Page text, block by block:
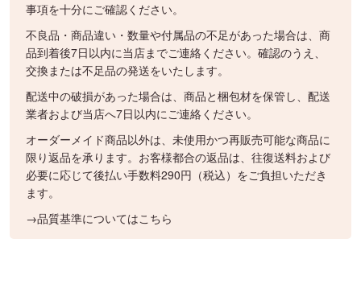
事項を十分にご確認ください。
不良品・商品違い・数量や付属品の不足があった場合は、商
品到着後7日以内に当店までご連絡ください。確認のうえ、
交換または不足品の発送をいたします。
配送中の破損があった場合は、商品と梱包材を保管し、配送
業者および当店へ7日以内にご連絡ください。
オーダーメイド商品以外は、未使用かつ再販売可能な商品に
限り返品を承ります。お客様都合の返品は、往復送料および
必要に応じて後払い手数料290円（税込）をご負担いただき
ます。
→品質基準についてはこちら